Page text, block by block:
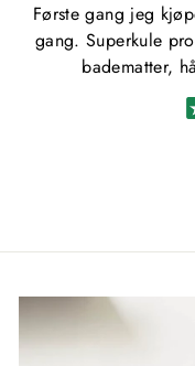
Første gang jeg
gang. Superkule
badematter,